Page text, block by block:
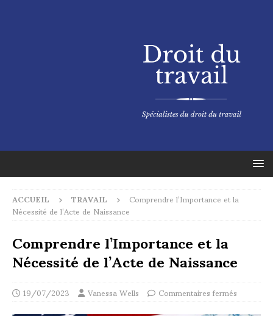
ACCUEIL TRAVAIL Comprendre l’Importance et la
Nécessité de l’Acte de Naissance
Comprendre l’Importance et la
Nécessité de l’Acte de Naissance
19/07/2023 Vanessa Wells Commentaires fermés